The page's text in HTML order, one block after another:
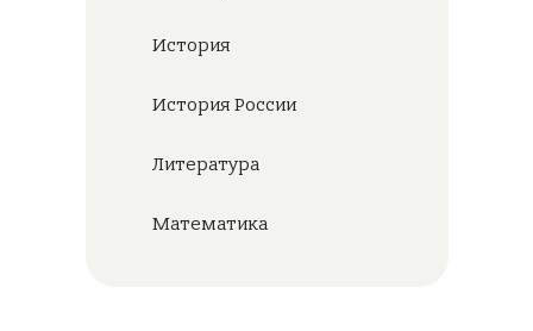
История
История России
Литература
Математика